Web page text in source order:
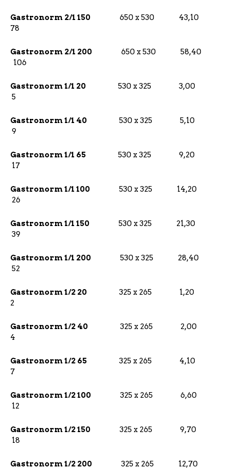
Gastronorm 2/1 150 650 x 530 43,10
78
Gastronorm 2/1 200 650 x 530 58,40
106
Gastronorm 1/1 20 530 x 325 3,00
5
Gastronorm 1/1 40 530 x 325 5,10
9
Gastronorm 1/1 65 530 x 325 9,20
17
Gastronorm 1/1 100 530 x 325 14,20
26
Gastronorm 1/1 150 530 x 325 21,30
39
Gastronorm 1/1 200 530 x 325 28,40
52
Gastronorm 1/2 20 325 x 265 1,20
2
Gastronorm 1/2 40 325 x 265 2,00
4
Gastronorm 1/2 65 325 x 265 4,10
7
Gastronorm 1/2 100 325 x 265 6,60
12
Gastronorm 1/2 150 325 x 265 9,70
18
Gastronorm 1/2 200 325 x 265 12,70